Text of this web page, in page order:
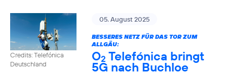
Credits: Telefónica
Deutschland
05. August 2025
BESSERES NETZ FÜR DAS TOR ZUM
ALLGÄU:
O2 Telefónica bringt
5G nach Buchloe